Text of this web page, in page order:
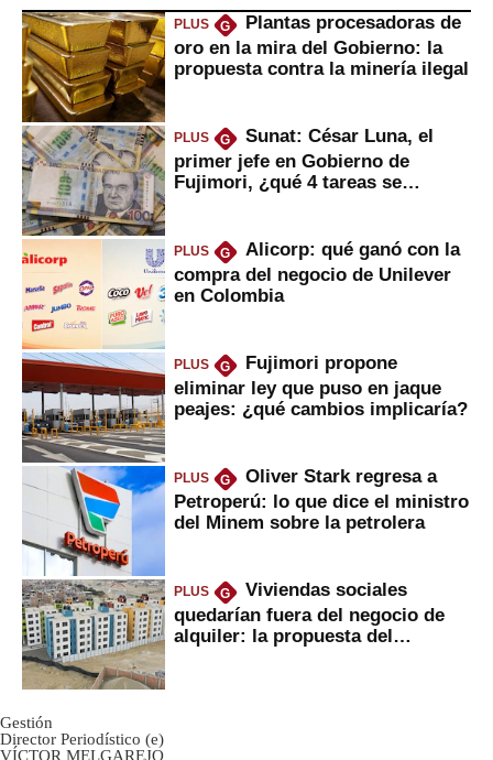
PLUS G
Plantas procesadoras de
oro en la mira del Gobierno: la
propuesta contra la minería ilegal
PLUS G
Sunat: César Luna, el
primer jefe en Gobierno de
Fujimori, ¿qué 4 tareas se
PLUS G
Alicorp: qué ganó con la
compra del negocio de Unilever
en Colombia
PLUS G
Fujimori propone
eliminar ley que puso en jaque
peajes: ¿qué cambios implicaría?
PLUS G
Oliver Stark regresa a
Petroperú: lo que dice el ministro
del Minem sobre la petrolera
PLUS G
Viviendas sociales
quedarían fuera del negocio de
alquiler: la propuesta del
Gestión
Director Periodístico (e)
VÍCTOR MELGAREJO